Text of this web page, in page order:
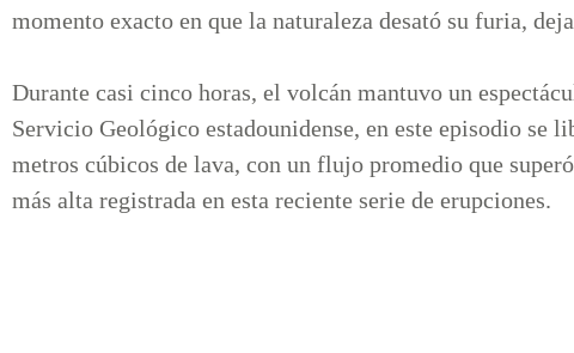
momento exacto en que la naturaleza desató su furia,
Durante casi cinco horas, el volcán mantuvo un
Servicio Geológico estadounidense, en este episodio se
metros cúbicos de lava, con un flujo promedio que
más alta registrada en esta reciente serie de erupciones.